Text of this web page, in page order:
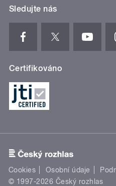
Sledujte nás
Certifikováno
Cookies Osobní údaje
© 1997-2026 Český rozhlas